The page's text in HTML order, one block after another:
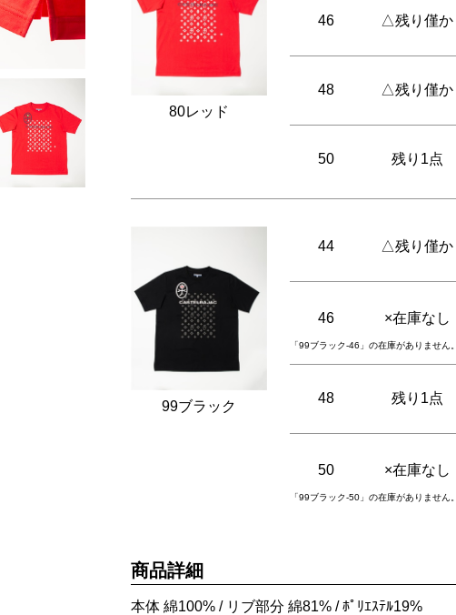
80レッド
46 △残り僅か
48 △残り僅か
50 残り1点
99ブラック
44 △残り僅か
46 ×在庫なし
「99ブラック-46」の在庫がありません。
48 残り1点
50 ×在庫なし
「99ブラック-50」の在庫がありません。
商品詳細
本体 綿100% / リブ部分 綿81% / ﾎﾟﾘｴｽﾃﾙ19%